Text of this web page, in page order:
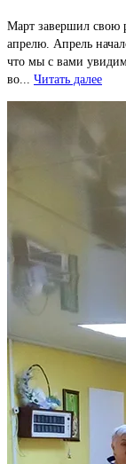
Март завершил свою
апрелю. Апрель
что мы с вами
во... Читать далее